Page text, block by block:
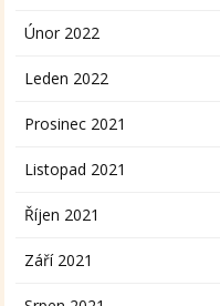
Únor 2022
Leden 2022
Prosinec 2021
Listopad 2021
Říjen 2021
Září 2021